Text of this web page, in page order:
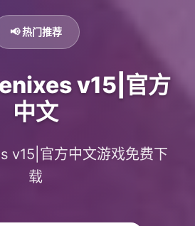
📢 热门推荐
v15|官方
中文
v15|官方中文游戏免费下
载